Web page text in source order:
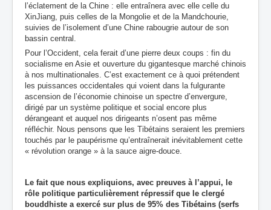
l’éclatement de la Chine : elle entraînera avec elle celle du
XinJiang, puis celles de la Mongolie et de la Mandchourie,
suivies de l’isolement d’une Chine rabougrie autour de son
bassin central.
Pour l’Occident, cela ferait d’une pierre deux coups : fin du
socialisme en Asie et ouverture du gigantesque marché chinois
à nos multinationales. C’est exactement ce à quoi prétendent
les puissances occidentales qui voient dans la fulgurante
ascension de l’économie chinoise un spectre d’envergure,
dirigé par un système politique et social encore plus
dérangeant et auquel nos dirigeants n’osent pas même
réfléchir. Nous pensons que les Tibétains seraient les premiers
touchés par le paupérisme qu’entraînerait inévitablement cette
« révolution orange » à la sauce aigre-douce.
Le fait que nous expliquions, avec preuves à l’appui, le
rôle politique particulièrement répressif que le clergé
bouddhiste a exercé sur plus de 95% des Tibétains (serfs